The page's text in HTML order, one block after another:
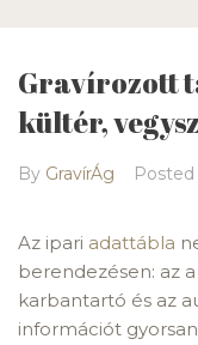
Gravírozott
kültér,
By GravírÁg Posted
Az ipari adattábla
berendezésen: az
karbantartó és az
információt